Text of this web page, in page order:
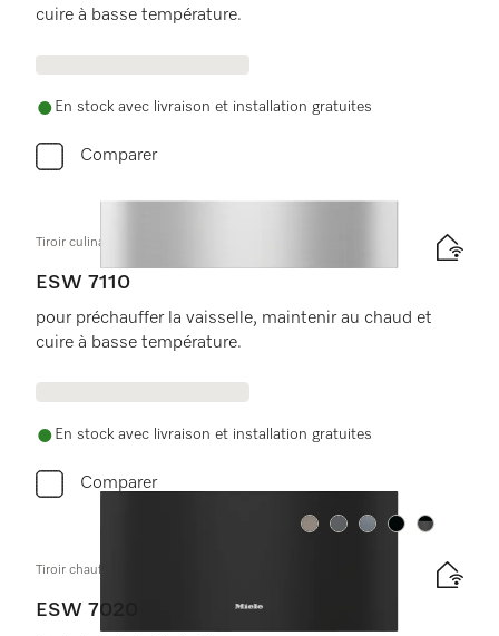
cuire à basse température.
En stock avec livraison et installation gratuites
Comparer
Tiroir culinaire sans poignée, hauteur 14 cm
ESW 7110
pour préchauffer la vaisselle, maintenir au chaud et
cuire à basse température.
En stock avec livraison et installation gratuites
Comparer
Couleurs
Couleurs
Couleurs
CouleursCouleurs
Tiroir chauffant Gourmet sans poignée, hauteur 29 cm
ESW 7020